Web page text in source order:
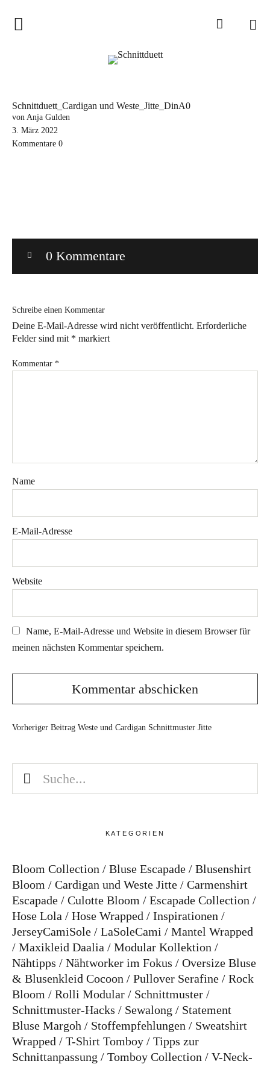
Home
Schnittduett Magazin
Tipps zur Schnittanpassung
Wir sagen Danke und Good
Kontakt
Schnittduett_Cardigan und Weste_Jitte_DinA0
von Anja Gulden
3. März 2022
Kommentare 0
0 Kommentare
Schreibe einen Kommentar
Deine E-Mail-Adresse wird nicht veröffentlicht. Erforderliche
Felder sind mit * markiert
Kommentar *
Name
E-Mail-Adresse
Website
Name, E-Mail-Adresse und Website in diesem Browser für
meinen nächsten Kommentar speichern.
Vorheriger Beitrag Weste und Cardigan Schnittmuster Jitte
KATEGORIEN
Bloom Collection Bluse Escapade
Blusenshirt
Bloom
Cardigan und Weste Jitte
Carmenshirt
Escapade
Culotte Bloom
Escapade Collection
Hose Lola
Hose Wrapped
Inspirationen
JerseyCamiSole
LaSoleCami
Mantel Wrapped
Maxikleid Daalia
Modular Kollektion
Nähtipps
Nähtworker im Fokus
Oversize Bluse
& Blusenkleid Cocoon
Pullover Serafine
Rock
Bloom
Rolli Modular
Schnittmuster
Schnittmuster-Hacks
Sewalong
Statement
Bluse Margoh
Stoffempfehlungen
Sweatshirt
Wrapped
T-Shirt Tomboy
Tipps zur
Schnittanpassung
Tomboy Collection
V-Neck-